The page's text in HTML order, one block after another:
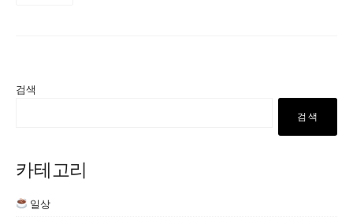
검색
검색
카테고리
일상